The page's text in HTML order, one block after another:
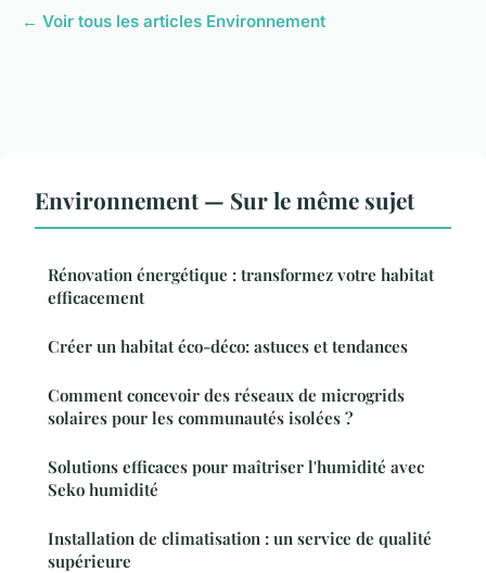
← Voir tous les articles Environnement
Environnement — Sur le même sujet
Rénovation énergétique : transformez votre habitat
efficacement
Créer un habitat éco-déco: astuces et tendances
Comment concevoir des réseaux de microgrids
solaires pour les communautés isolées ?
Solutions efficaces pour maîtriser l'humidité avec
Seko humidité
Installation de climatisation : un service de qualité
supérieure